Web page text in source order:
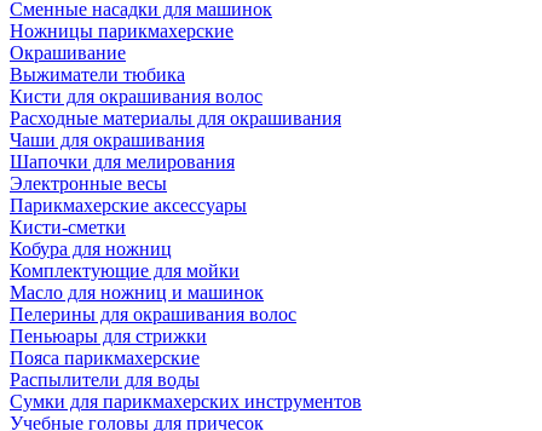
Сменные насадки для машинок
Ножницы парикмахерские
Окрашивание
Выжиматели тюбика
Кисти для окрашивания волос
Расходные материалы для окрашивания
Чаши для окрашивания
Шапочки для мелирования
Электронные весы
Парикмахерские аксессуары
Кисти-сметки
Кобура для ножниц
Комплектующие для мойки
Масло для ножниц и машинок
Пелерины для окрашивания волос
Пеньюары для стрижки
Пояса парикмахерские
Распылители для воды
Сумки для парикмахерских инструментов
Учебные головы для причесок